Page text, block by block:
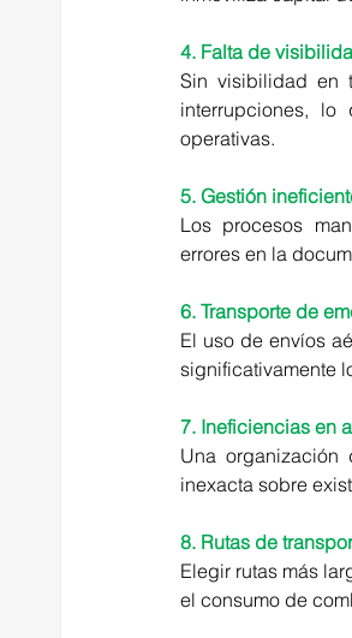
4. Falta de
Sin visibilidad en
interrupciones,
operativas.
5. Gestión
Los procesos
errores en la
6. Transporte de
El uso de envíos
significativamente
7. Ineficiencias en
Una organización
inexacta sobre
8. Rutas de
Elegir rutas más
el consumo de